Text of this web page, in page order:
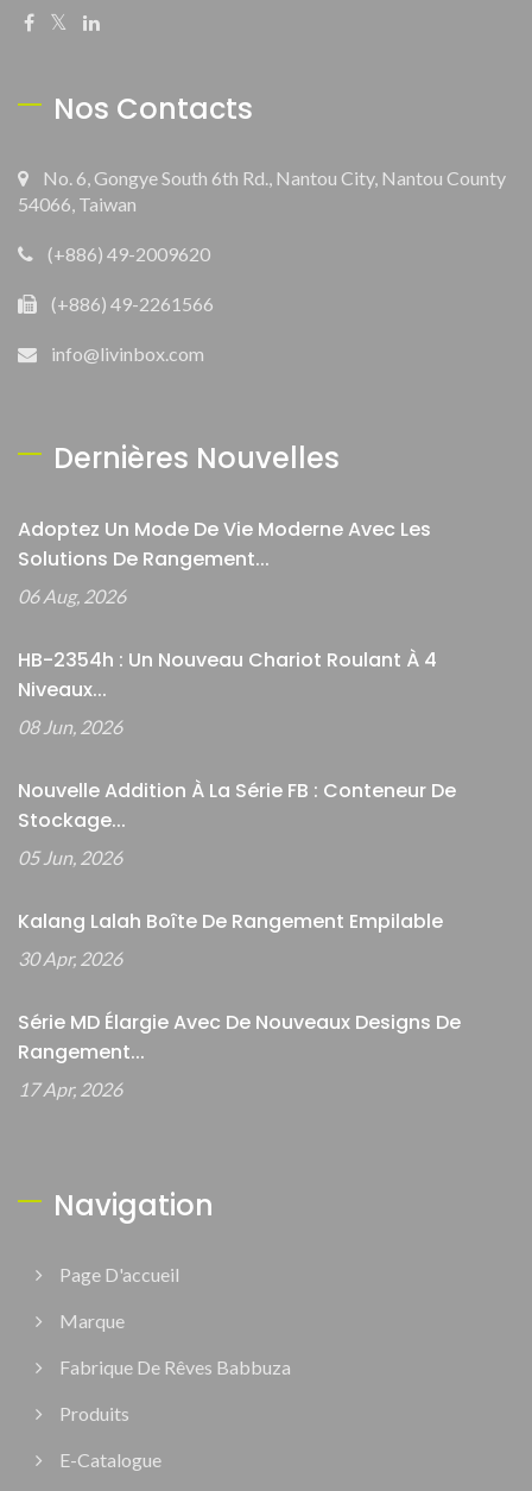
Nos Contacts
No. 6, Gongye South 6th Rd., Nantou City, Nantou County
54066, Taiwan
(+886) 49-2009620
(+886) 49-2261566
info@livinbox.com
Dernières Nouvelles
Adoptez Un Mode De Vie Moderne Avec Les
Solutions De Rangement...
06 Aug, 2026
HB-2354h : Un Nouveau Chariot Roulant À 4
Niveaux...
08 Jun, 2026
Nouvelle Addition À La Série FB : Conteneur De
Stockage...
05 Jun, 2026
Kalang Lalah Boîte De Rangement Empilable
30 Apr, 2026
Série MD Élargie Avec De Nouveaux Designs De
Rangement...
17 Apr, 2026
Navigation
Page D'accueil
Marque
Fabrique De Rêves Babbuza
Produits
E-Catalogue